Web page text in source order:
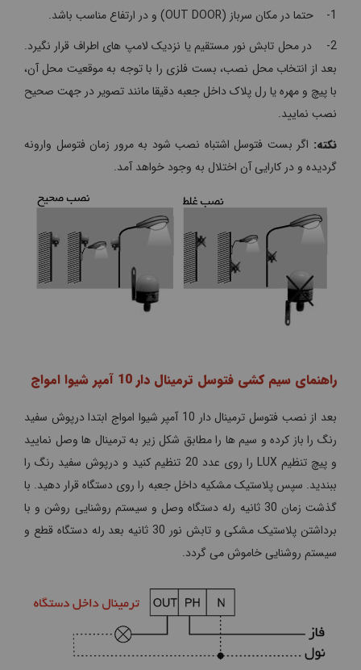
1- حتما در مکان سرباز (OUT DOOR) و در ارتفاع مناسب باشد.
2- در محل تابش نور مستقیم یا نزدیک لامپ های اطراف قرار نگیرد.
بعد از انتخاب محل نصب، بست فلزی را با توجه به موقعیت محل آن،
با پیچ و مهره یا رل پلاک داخل جعبه دقیقا مانند تصویر در جهت صحیح
نصب نمایید.
نکته: اگر بست فتوسل اشتباه نصب شود به مرور زمان فتوسل وارونه
گردیده و در کارایی آن اختلال به وجود خواهد آمد.
راهنمای سیم کشی فتوسل ترمینال دار 10 آمپر شیوا امواج
بعد از نصب فتوسل ترمینال دار 10 آمپر شیوا امواج ابتدا درپوش سفید
رنگ را باز کرده و سیم ها را مطابق شکل زیر به ترمینال ها وصل نمایید
و پیچ تنظیم LUX را روی عدد 20 تنظیم کنید و درپوش سفید رنگ را
ببندید. سپس پلاستیک مشکیه داخل جعبه را روی دستگاه قرار دهید. با
گذشت زمان 30 ثانیه رله دستگاه وصل و سیستم روشنایی روشن و با
برداشتن پلاستیک مشکی و تابش نور 30 ثانیه بعد رله دستگاه قطع و
سیستم روشنایی خاموش می گردد.